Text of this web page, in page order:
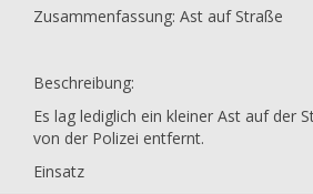
Zusammenfassung: Ast auf Straße
Beschreibung:
Es lag lediglich ein kleiner Ast auf der
von der Polizei entfernt.
Einsatz